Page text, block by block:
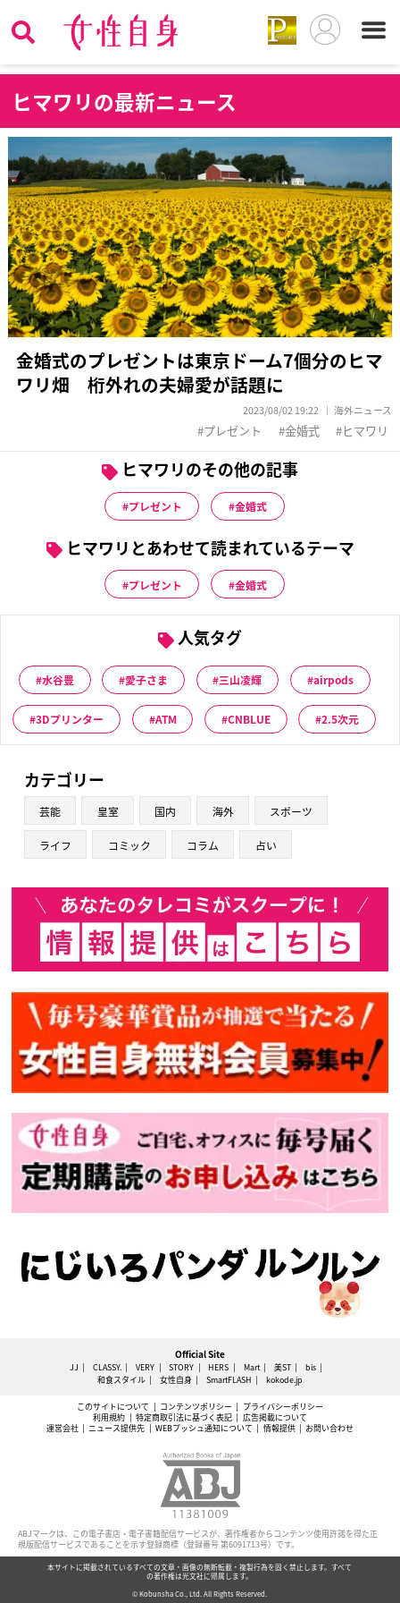
ヒマワリの最新ニュース
金婚式のプレゼントは東京ドーム7個分のヒマ
ワリ畑 桁外れの夫婦愛が話題に
2023/08/02 19:22 海外ニュース
プレゼント 金婚式 ヒマワリ
ヒマワリのその他の記事
プレゼント 金婚式
ヒマワリとあわせて読まれているテーマ
プレゼント 金婚式
人気タグ
水谷豊 愛子さま 三山凌輝 airpods
3Dプリンター ATM CNBLUE 2.5次元
カテゴリー
芸能 皇室 国内 海外 スポーツ
ライフ コミック コラム 占い
Official Site
JJ CLASSY. VERY STORY HERS Mart 美ST
bis
和食スタイル
女性自身 SmartFLASH kokode.jp
このサイトについて コンテンツポリシー
プライバシーポリシー
利用規約
特定商取引法に基づく表記
広告掲載について
運営会社
ニュース提供先 WEBプッシュ通知について 情報提供 お問い合わせ
ABJマークは、この電子書店・電子書籍配信サービスが、著作権者からコンテンツ使用許諾を得た正
規版配信サービスであることを示す登録商標（登録番号 第6091713号）です。
本サイトに掲載されているすべての文章・画像の無断転載・複製行為を固く禁止します。すべて
の著作権は光文社に帰属します。
© Kobunsha Co., Ltd. All Rights Reserved.